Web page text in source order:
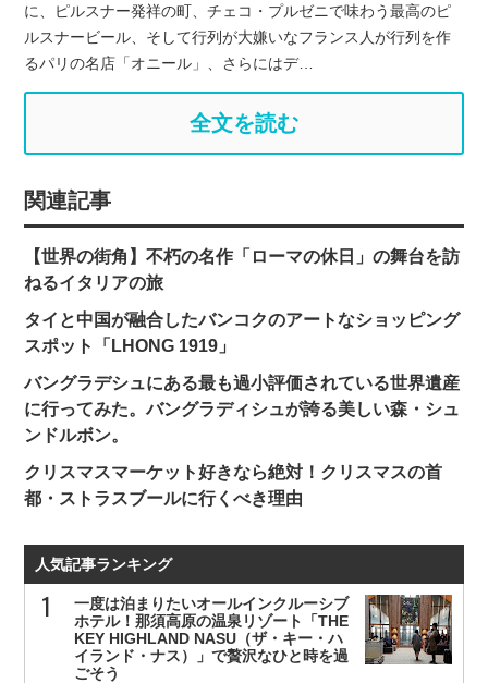
に、ピルスナー発祥の町、チェコ・プルゼニで味わう最高のピ
ルスナービール、そして行列が大嫌いなフランス人が行列を作
るパリの名店「オニール」、さらにはデ…
全文を読む
関連記事
【世界の街角】不朽の名作「ローマの休日」の舞台を訪
ねるイタリアの旅
タイと中国が融合したバンコクのアートなショッピング
スポット「LHONG 1919」
バングラデシュにある最も過小評価されている世界遺産
に行ってみた。バングラディシュが誇る美しい森・シュ
ンドルボン。
クリスマスマーケット好きなら絶対！クリスマスの首
都・ストラスブールに行くべき理由
人気記事ランキング
一度は泊まりたいオールインクルーシブ
ホテル！那須高原の温泉リゾート「THE
KEY HIGHLAND NASU（ザ・キー・ハ
イランド・ナス）」で贅沢なひと時を過
ごそう